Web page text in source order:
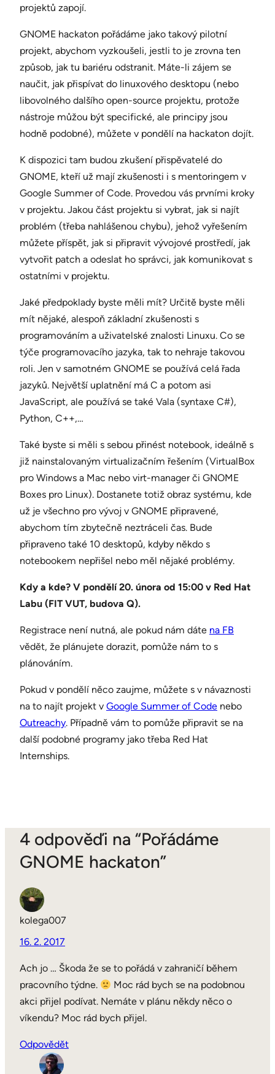
projektů zapojí.
GNOME hackaton pořádáme jako takový pilotní
projekt, abychom vyzkoušeli, jestli to je zrovna ten
způsob, jak tu bariéru odstranit. Máte-li zájem se
naučit, jak přispívat do linuxového desktopu (nebo
libovolného dalšího open-source projektu, protože
nástroje můžou být specifické, ale principy jsou
hodně podobné), můžete v pondělí na hackaton dojít.
K dispozici tam budou zkušení přispěvatelé do
GNOME, kteří už mají zkušenosti i s mentoringem v
Google Summer of Code. Provedou vás prvními kroky
v projektu. Jakou část projektu si vybrat, jak si najít
problém (třeba nahlášenou chybu), jehož vyřešením
můžete příspět, jak si připravit vývojové prostředí, jak
vytvořit patch a odeslat ho správci, jak komunikovat s
ostatními v projektu.
Jaké předpoklady byste měli mít? Určitě byste měli
mít nějaké, alespoň základní zkušenosti s
programováním a uživatelské znalosti Linuxu. Co se
týče programovacího jazyka, tak to nehraje takovou
roli. Jen v samotném GNOME se používá celá řada
jazyků. Největší uplatnění má C a potom asi
JavaScript, ale používá se také Vala (syntaxe C#),
Python, C++,…
Také byste si měli s sebou přinést notebook, ideálně s
již nainstalovaným virtualizačním řešením (VirtualBox
pro Windows a Mac nebo virt-manager či GNOME
Boxes pro Linux). Dostanete totiž obraz systému, kde
už je všechno pro vývoj v GNOME připravené,
abychom tím zbytečně neztráceli čas. Bude
připraveno také 10 desktopů, kdyby někdo s
notebookem nepřišel nebo měl nějaké problémy.
Kdy a kde? V pondělí 20. února od 15:00 v Red Hat
Labu (FIT VUT, budova Q).
Registrace není nutná, ale pokud nám dáte na FB
vědět, že plánujete dorazit, pomůže nám to s
plánováním.
Pokud v pondělí něco zaujme, můžete s v návaznosti
na to najít projekt v Google Summer of Code nebo
Outreachy. Případně vám to pomůže připravit se na
další podobné programy jako třeba Red Hat
Internships.
4 odpověďi na “Pořádáme
GNOME hackaton”
kolega007
16. 2. 2017
Ach jo … Škoda že se to pořádá v zahraničí během
pracovního týdne.
Moc rád bych se na podobnou
akci přijel podívat. Nemáte v plánu někdy něco o
víkendu? Moc rád bych přijel.
Odpovědět